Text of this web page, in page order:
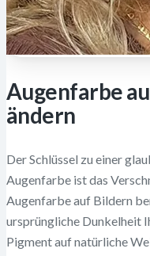
Augenfarbe
ändern
Der Schlüssel zu einer
Augenfarbe ist das
Augenfarbe auf Bildern
ursprüngliche Dunkelheit
Pigment auf natürliche